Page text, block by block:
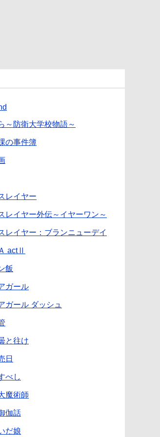
～防衛大学校物語～
の事件簿
レイヤー
レイヤー外伝～イヤーワン～
レイヤー：ブランニューデイ
actⅡ
飯
ガール
ガール ダッシュ
と往け
日
べし
魔術師
伽話
だ娘